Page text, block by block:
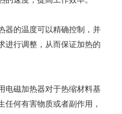
器的温度可以精确控制，并
进行调整，从而保证加热的
电磁加热器对于热缩材料基
任何有害物质或者副作用，